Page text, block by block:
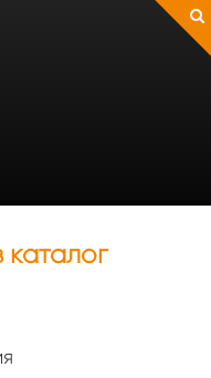
каталог